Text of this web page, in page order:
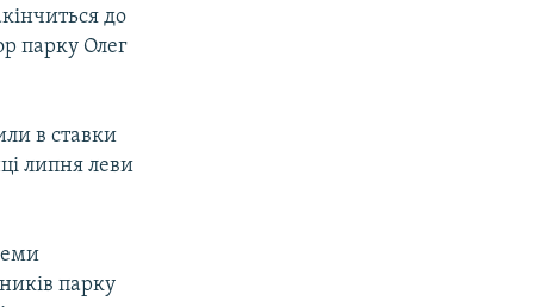
до
парку Олег
в ставки
липня леви
парку